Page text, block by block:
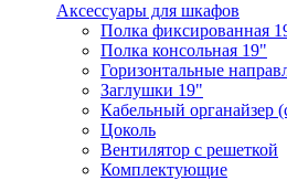
Аксессуары для шкафов
Полка фиксированная
Полка консольная 19"
Горизонтальные
Заглушки 19"
Кабельный органайзер
Цоколь
Вентилятор с решеткой
Комплектующие